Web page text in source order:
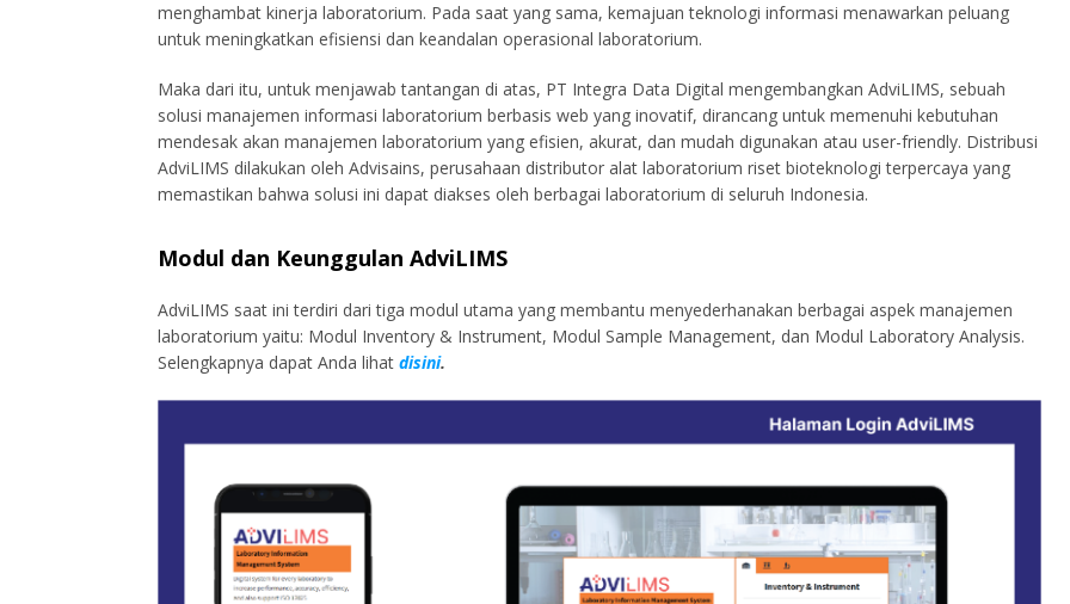
menghambat kinerja laboratorium. Pada saat yang sama, kemajuan teknologi informasi menawarkan peluang
untuk meningkatkan efisiensi dan keandalan operasional laboratorium.
Maka dari itu, untuk menjawab tantangan di atas, PT Integra Data Digital mengembangkan AdviLIMS, sebuah
solusi manajemen informasi laboratorium berbasis web yang inovatif, dirancang untuk memenuhi kebutuhan
mendesak akan manajemen laboratorium yang efisien, akurat, dan mudah digunakan atau user-friendly. Distribusi
AdviLIMS dilakukan oleh Advisains, perusahaan distributor alat laboratorium riset bioteknologi terpercaya yang
memastikan bahwa solusi ini dapat diakses oleh berbagai laboratorium di seluruh Indonesia.
Modul dan Keunggulan AdviLIMS
AdviLIMS saat ini terdiri dari tiga modul utama yang membantu menyederhanakan berbagai aspek manajemen
laboratorium yaitu: Modul Inventory & Instrument, Modul Sample Management, dan Modul Laboratory Analysis.
Selengkapnya dapat Anda lihat disini.